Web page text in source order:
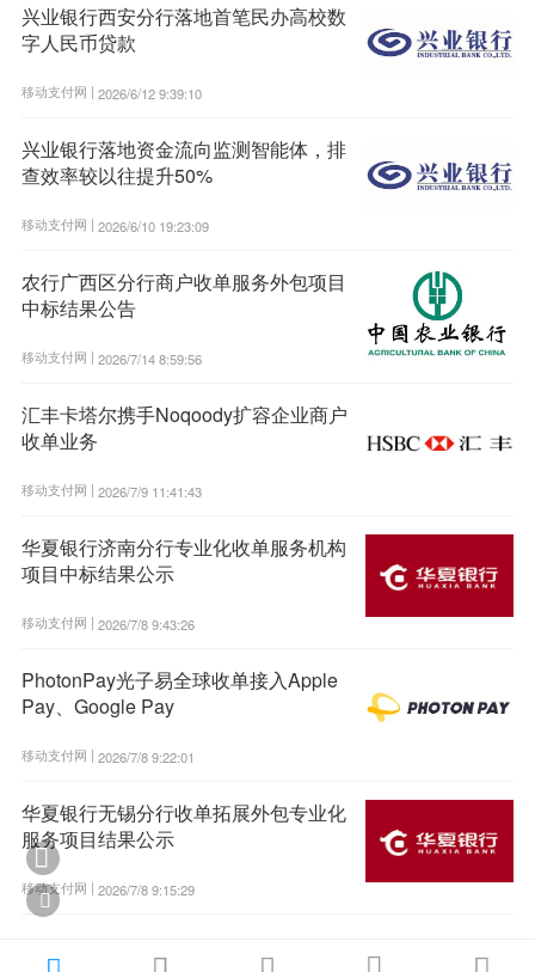
兴业银行西安分行落地首笔民办高校数
字人民币贷款
移动支付网 | 2026/6/12 9:39:10
兴业银行落地资金流向监测智能体，排
查效率较以往提升50%
移动支付网 | 2026/6/10 19:23:09
农行广西区分行商户收单服务外包项目
中标结果公告
移动支付网 | 2026/7/14 8:59:56
汇丰卡塔尔携手Noqoody扩容企业商户
收单业务
移动支付网 | 2026/7/9 11:41:43
华夏银行济南分行专业化收单服务机构
项目中标结果公示
移动支付网 | 2026/7/8 9:43:26
PhotonPay光子易全球收单接入Apple
Pay、Google Pay
移动支付网 | 2026/7/8 9:22:01
华夏银行无锡分行收单拓展外包专业化
服务项目结果公示
移动支付网 | 2026/7/8 9:15:29

